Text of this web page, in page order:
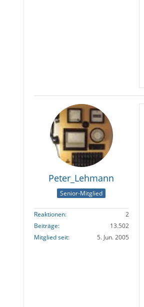
Peter_Lehmann
Senior-Mitglied
Reaktionen
2
Beiträge
13.502
Mitglied seit
5. Jun. 2005